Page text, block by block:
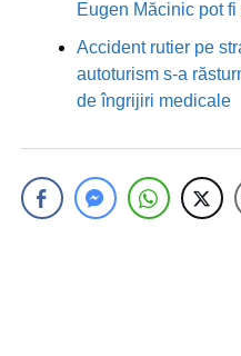
Eugen Măcinic pot
Accident rutier pe
autoturism s-a
de îngrijiri medicale